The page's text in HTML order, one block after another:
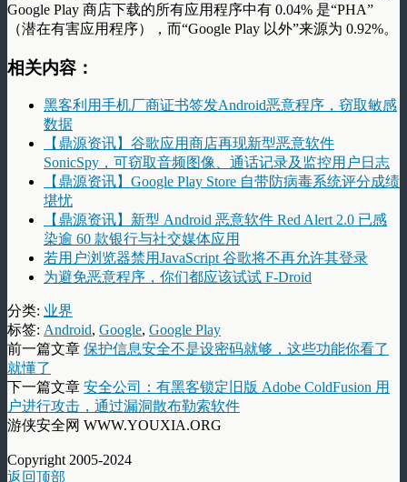
Google Play 商店下载的所有应用程序中有 0.04% 是“PHA”
（潜在有害应用程序），而“Google Play 以外”来源为 0.92%。
相关内容：
黑客利用手机厂商证书签发Android恶意程序，窃取敏感
数据
【鼎源资讯】谷歌应用商店再现新型恶意软件
SonicSpy，可窃取音频图像、通话记录及监控用户日志
【鼎源资讯】Google Play Store 自带防病毒系统评分成绩
堪忧
【鼎源资讯】新型 Android 恶意软件 Red Alert 2.0 已感
染逾 60 款银行与社交媒体应用
若用户浏览器禁用JavaScript 谷歌将不再允许其登录
为避免恶意程序，你们都应该试试 F-Droid
分类: 业界
标签: Android, Google, Google Play
前一篇文章 保护信息安全不是设密码就够，这些功能你看了
就懂了
下一篇文章 安全公司：有黑客锁定旧版 Adobe ColdFusion 用
户进行攻击，通过漏洞散布勒索软件
游侠安全网 WWW.YOUXIA.ORG
Copyright 2005-2024
返回顶部